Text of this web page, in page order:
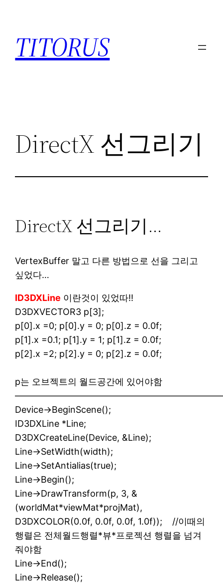
TITORUS
DirectX 선그리기
DirectX 선그리기…
VertexBuffer 말고 다른 방법으로 선을 그리고
싶었다…
ID3DXLine 이란것이 있었따!!
D3DXVECTOR3 p[3];
p[0].x =0; p[0].y = 0; p[0].z = 0.0f;
p[1].x =0.1; p[1].y = 1; p[1].z = 0.0f;
p[2].x =2; p[2].y = 0; p[2].z = 0.0f;
p는 오브젝트의 월드공간에 있어야함
Device->BeginScene();
ID3DXLine *Line;
D3DXCreateLine(Device, &Line);
Line->SetWidth(width);
Line->SetAntialias(true);
Line->Begin();
Line->DrawTransform(p, 3, &
(worldMat*viewMat*projMat),
D3DXCOLOR(0.0f, 0.0f, 0.0f, 1.0f)); //이때의
행렬은 전체월드행렬*뷰*프로젝션 행렬을 넘겨
줘야함
Line->End();
Line->Release();